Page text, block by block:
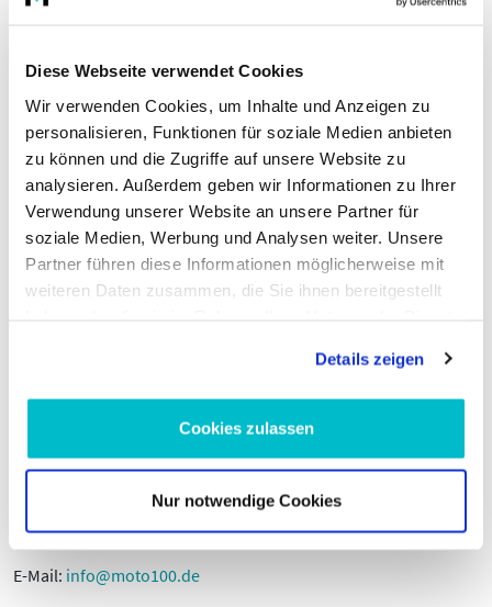
Diese Webseite verwendet Cookies
Wir verwenden Cookies, um Inhalte und Anzeigen zu
personalisieren, Funktionen für soziale Medien anbieten
zu können und die Zugriffe auf unsere Website zu
analysieren. Außerdem geben wir Informationen zu Ihrer
Verwendung unserer Website an unsere Partner für
soziale Medien, Werbung und Analysen weiter. Unsere
Partner führen diese Informationen möglicherweise mit
weiteren Daten zusammen, die Sie ihnen bereitgestellt
Details zeigen
Cookies zulassen
Nur notwendige Cookies
PASSAT B7 (362)
SCIROCCO III (137, 138)
SHARAN (7N1, 7N2)
SHARAN Kasten/Großraumlimousine (7N1, 7N2)
TIGUAN (5N_)
Altölannahme
Aufgrund der Altölverordnung sind wir bei Abgabe von
Verbrennungsmotorenöl und/oder Getriebeöl verpflichtet,
regelmäßig anfallenden ölhaltige Abfälle (im Folgenden "Altöl")
zurückzunehmen. Unter der nachfolgend genannten Adresse
nehmen wir bis zu der von ihnen gekauften Menge Altöl an:
Fritz-Müller-Str. 100
73730 Esslingen am Neckar
E-Mail: info@moto100.de